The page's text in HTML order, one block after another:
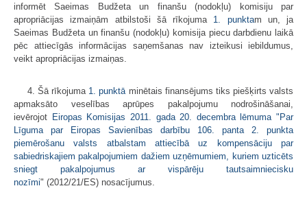
informēt Saeimas Budžeta un finanšu (nodokļu) komisiju par
apropriācijas izmaiņām atbilstoši šā rīkojuma 1. punktam un, ja
Saeimas Budžeta un finanšu (nodokļu) komisija piecu darbdienu laikā
pēc attiecīgās informācijas saņemšanas nav izteikusi iebildumus,
veikt apropriācijas izmaiņas.
4. Šā rīkojuma 1. punktā minētais finansējums tiks piešķirts valsts
apmaksāto veselības aprūpes pakalpojumu nodrošināšanai,
ievērojot Eiropas Komisijas 2011. gada 20. decembra lēmuma "Par
Līguma par Eiropas Savienības darbību 106. panta 2. punkta
piemērošanu valsts atbalstam attiecībā uz kompensāciju par
sabiedriskajiem pakalpojumiem dažiem uzņēmumiem, kuriem uzticēts
sniegt pakalpojumus ar vispārēju tautsaimniecisku
nozīmi" (2012/21/ES) nosacījumus.